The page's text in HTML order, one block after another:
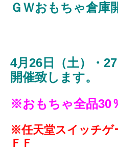
ＧＷおもちゃ倉庫
4月26日（土）・
開催致します。
※おもちゃ全品30
※任天堂スイッチゲ
ＦＦ